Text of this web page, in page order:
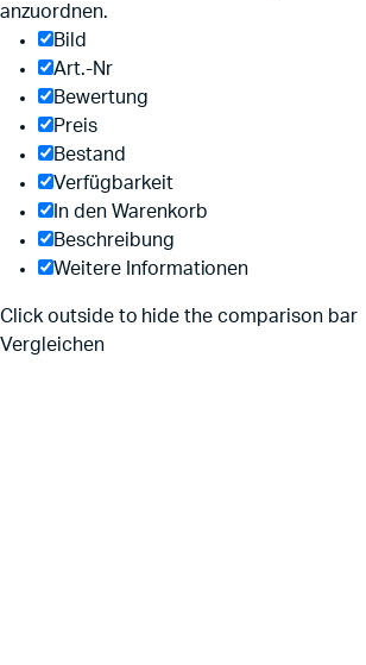
anzuordnen.
Bild
Art.-Nr
Bewertung
Preis
Bestand
Verfügbarkeit
In den Warenkorb
Beschreibung
Weitere Informationen
Click outside to hide the comparison bar
Vergleichen